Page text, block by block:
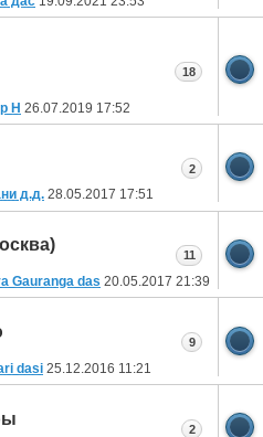
Н 26.07.2019 17:52
18
д.д. 28.05.2017 17:51
2
Gauranga das 20.05.2017 21:39
11
dasi 25.12.2016 11:21
9
2